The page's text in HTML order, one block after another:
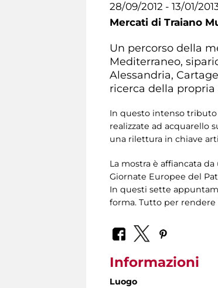
28/09/2012 - 13/01/
Mercati di Traiano
Un percorso della
Mediterraneo,
Alessandria,
ricerca della
In questo intenso tributo
realizzate ad acquarello
una rilettura in chiave
La mostra è affiancata
Giornate Europee del
In questi sette
forma. Tutto per
Informazioni
Luogo